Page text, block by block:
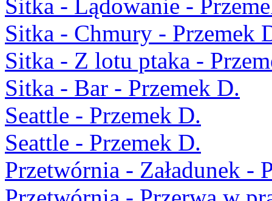
Sitka - Lądowanie -
Sitka - Chmury - Przemek
Sitka - Z lotu ptaka -
Sitka - Bar - Przemek D.
Seattle - Przemek D.
Seattle - Przemek D.
Przetwórnia - Załadunek -